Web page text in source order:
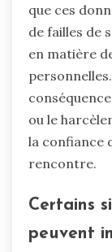
que ces
de failles de
en matière
ou le
la confiance
rencontre.
Certains
peuvent